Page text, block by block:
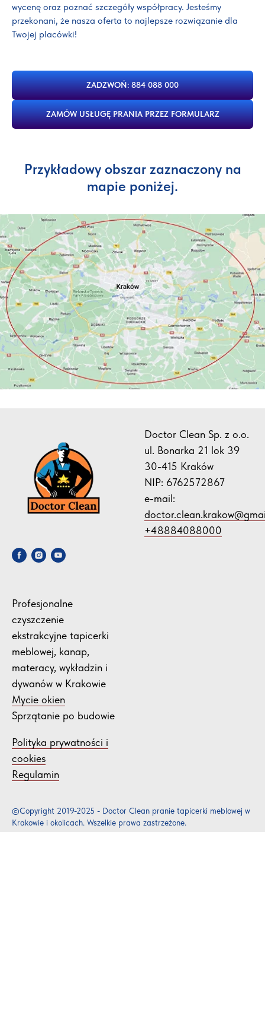
wycenę oraz poznać szczegóły współpracy. Jesteśmy
przekonani, że nasza oferta to najlepsze rozwiązanie dla
Twojej placówki!
ZADZWOŃ: 884 088 000
ZAMÓW USŁUGĘ PRANIA PRZEZ FORMULARZ
Przykładowy obszar zaznaczony na
mapie poniżej.
Doctor Clean Sp. z o.o.
ul. Bonarka 21 lok 39
30-415 Kraków
NIP: 6762572867
e-mail:
+48884088000
Profesjonalne
czyszczenie
ekstrakcyjne tapicerki
meblowej, kanap,
materacy, wykładzin i
dywanów w Krakowie
Mycie okien
Sprzątanie po budowie
Polityka prywatności i
cookies
Regulamin
©Copyright 2019-2025 - Doctor Clean pranie tapicerki meblowej w
Krakowie i okolicach. Wszelkie prawa zastrzeżone.